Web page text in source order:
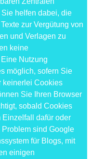
helfen dabei, die
zur Vergütung von
und Verlagen zu
keine
Nutzung
möglich, sofern Sie
keinerlei Cookies
Sie Ihren Browser
sobald Cookies
dafür oder
sind Google
für Blogs, mit
einigen